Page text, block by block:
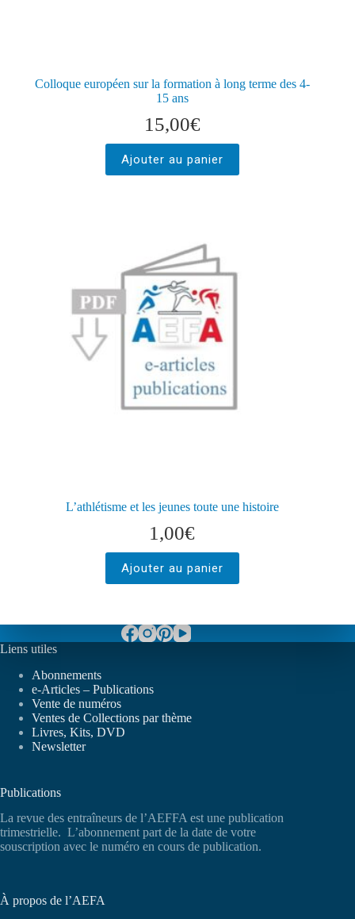
Colloque européen sur la formation à long terme des 4-
15 ans
15,00€
Ajouter au panier
L’athlétisme et les jeunes toute une histoire
1,00€
Ajouter au panier
Liens utiles
Abonnements
e-Articles – Publications
Vente de numéros
Ventes de Collections par thème
Livres, Kits, DVD
Newsletter
Publications
La revue des entraîneurs de l’AEFFA est une publication
trimestrielle. L’abonnement part de la date de votre
souscription avec le numéro en cours de publication.
À propos de l’AEFA